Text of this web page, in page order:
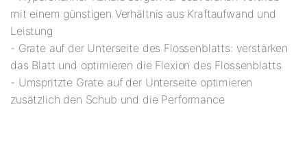
mit einem günstigen Verhältnis aus Kraftaufwand und
Leistung
- Grate auf der Unterseite des Flossenblatts: verstärken
das Blatt und optimieren die Flexion des Flossenblatts
- Umspritzte Grate auf der Unterseite optimieren
zusätzlich den Schub und die Performance